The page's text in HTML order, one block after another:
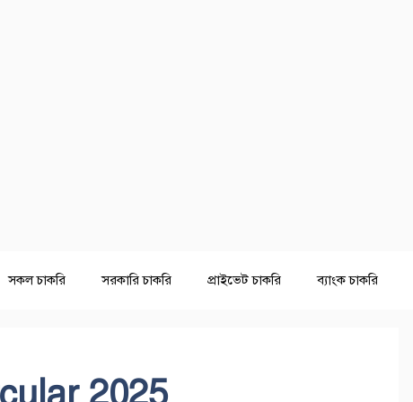
সকল চাকরি সরকারি চাকরি প্রাইভেট চাকরি ব্যাংক চাকরি